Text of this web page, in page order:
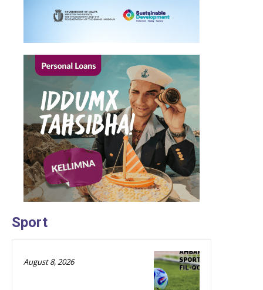
Sport
August 8, 2026